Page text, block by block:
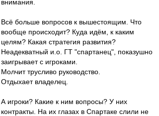
внимания.
Всё больше вопросов к вышестоящим. Что
вообще происходит? Куда идём, к каким
целям? Какая стратегия развития?
Неадекватный и.о. ГТ "спартанец", показушно
заигрывает с игроками.
Молчит трусливо руководство.
Отдыхает владелец.
А игроки? Какие к ним вопросы? У них
контракты. На их глазах в Спартаке слили не